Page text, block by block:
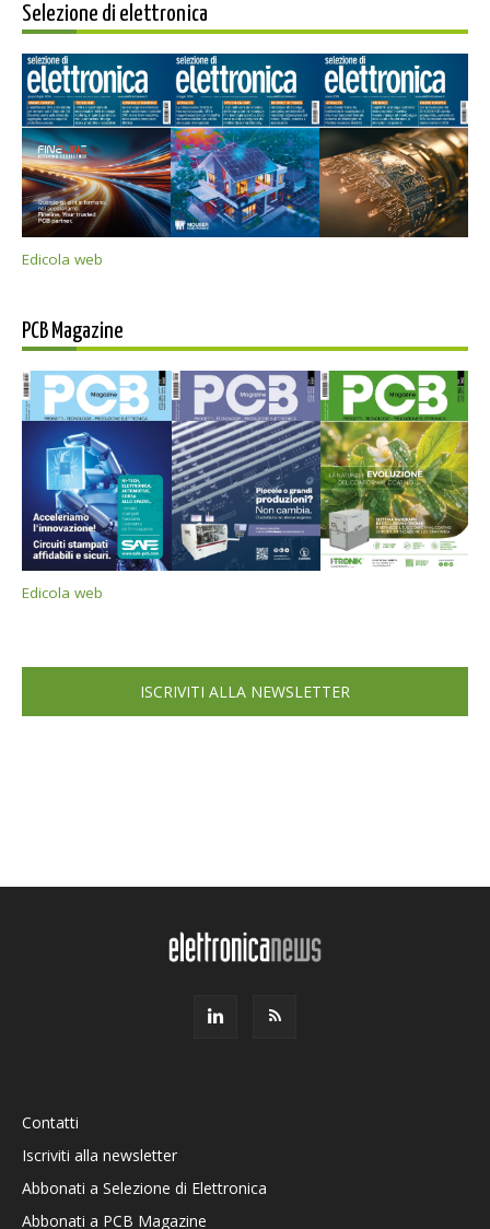
Selezione di elettronica
Edicola web
PCB Magazine
Edicola web
ISCRIVITI ALLA NEWSLETTER
Contatti
Iscriviti alla newsletter
Abbonati a Selezione di Elettronica
Abbonati a PCB Magazine